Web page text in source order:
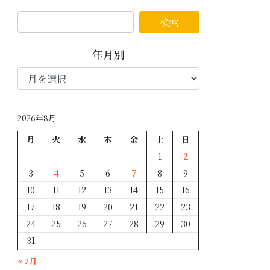
年月別
年
2026年8月
月 火 水 木 金 土
日
1
2
3
4 5 6 7 8
9
10
11 12 13 14 15
16
17
18 19 20 21 22
23
24
25 26 27 28 29
30
31
« 7月